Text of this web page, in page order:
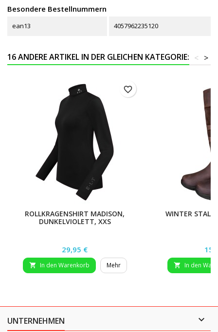
Besondere Bestellnummern
ean13 4057962235120
16 ANDERE ARTIKEL IN DER GLEICHEN KATEGORIE: >
<
ROLLKRAGENSHIRT MADISON,
DUNKELVIOLETT, XXS
Preis
29,95 €
 In den Warenkorb Mehr
favorite_border
WINTER
 In den
UNTERNEHMEN 